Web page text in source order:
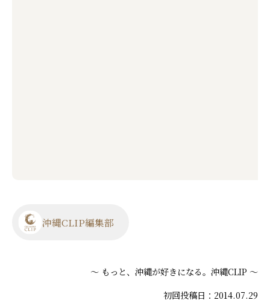
沖縄CLIP編集部
～ もっと、沖縄が好きになる。沖縄CLIP ～
初回投稿日：2014.07.29